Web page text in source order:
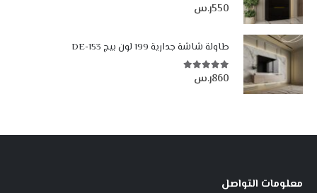
5.00 من أصل 5 550ر.س
طاولة شاشة جدارية 199 لون بيج DE-153
5.00 من أصل 5 860ر.س
معلومات التواصل